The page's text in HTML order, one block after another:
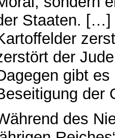
Staaten. […]
der
gibt
der
des